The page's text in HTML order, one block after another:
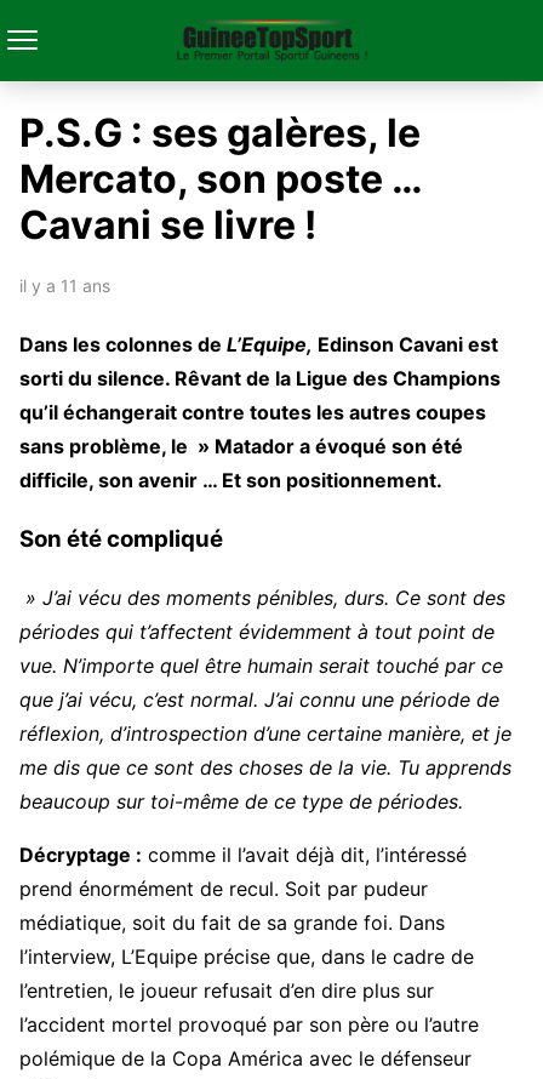
P.S.G : ses galères, le
Mercato, son poste …
Cavani se livre !
il y a 11 ans
Dans les colonnes de L’Equipe, Edinson Cavani est
sorti du silence. Rêvant de la Ligue des Champions
qu’il échangerait contre toutes les autres coupes
sans problème, le » Matador a évoqué son été
difficile, son avenir … Et son positionnement.
Son été compliqué
» J’ai vécu des moments pénibles, durs. Ce sont des
périodes qui t’affectent évidemment à tout point de
vue. N’importe quel être humain serait touché par ce
que j’ai vécu, c’est normal. J’ai connu une période de
réflexion, d’introspection d’une certaine manière, et je
me dis que ce sont des choses de la vie. Tu apprends
beaucoup sur toi-même de ce type de périodes.
Décryptage : comme il l’avait déjà dit, l’intéressé
prend énormément de recul. Soit par pudeur
médiatique, soit du fait de sa grande foi. Dans
l’interview, L’Equipe précise que, dans le cadre de
l’entretien, le joueur refusait d’en dire plus sur
l’accident mortel provoqué par son père ou l’autre
polémique de la Copa América avec le défenseur